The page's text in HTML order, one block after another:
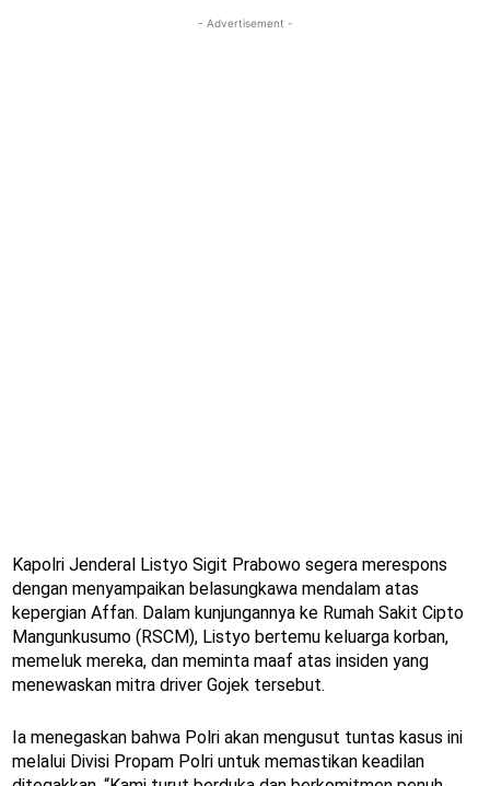
- Advertisement -
Kapolri Jenderal Listyo Sigit Prabowo segera merespons
dengan menyampaikan belasungkawa mendalam atas
kepergian Affan. Dalam kunjungannya ke Rumah Sakit Cipto
Mangunkusumo (RSCM), Listyo bertemu keluarga korban,
memeluk mereka, dan meminta maaf atas insiden yang
menewaskan mitra driver Gojek tersebut.
Ia menegaskan bahwa Polri akan mengusut tuntas kasus ini
melalui Divisi Propam Polri untuk memastikan keadilan